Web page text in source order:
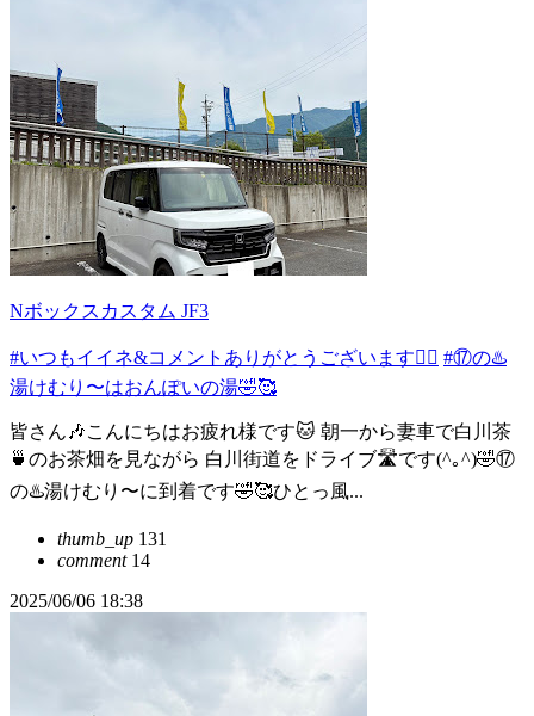
Nボックスカスタム JF3
#いつもイイネ&コメントありがとうございます🙇‍♂️ #⑰の♨️
湯けむり〜はおんぽいの湯🤣🥰
皆さん🎶こんにちはお疲れ様です🐱 朝一から妻車で白川茶
🍵のお茶畑を見ながら 白川街道をドライブ🛣️です(^｡^)🤣⑰
の♨️湯けむり〜に到着です🤣🥰ひとっ風...
thumb_up 131
comment14
2025/06/06 18:38